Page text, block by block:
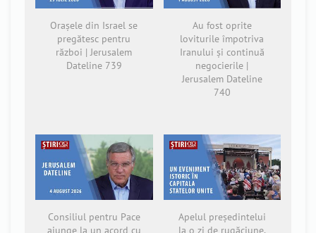
Orașele din Israel se
pregătesc pentru
război | Jerusalem
Dateline 739
Au fost oprite
loviturile împotriva
Iranului și continuă
negocierile |
Jerusalem Dateline
740
Consiliul pentru Pace
Apelul președintelui